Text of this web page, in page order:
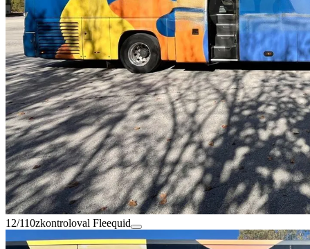
12/110zkontroloval Fleequid